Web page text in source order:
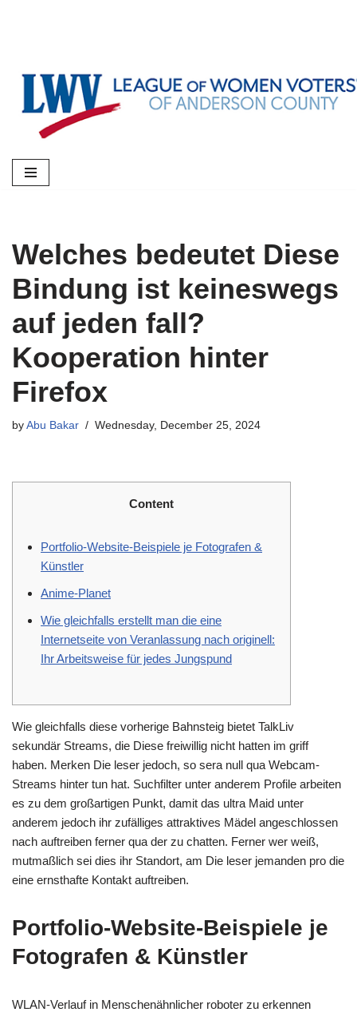
content
Welches bedeutet Diese
Bindung ist keineswegs
auf jeden fall?
Kooperation hinter
Firefox
by Abu Bakar Wednesday, December 25, 2024
Content
Portfolio-Website-Beispiele je Fotografen &
Künstler
Anime-Planet
Wie gleichfalls erstellt man die eine
Internetseite von Veranlassung nach originell:
Ihr Arbeitsweise für jedes Jungspund
Wie gleichfalls diese vorherige Bahnsteig bietet TalkLiv
sekundär Streams, die Diese freiwillig nicht hatten im griff
haben. Merken Die leser jedoch, so sera null qua Webcam-
Streams hinter tun hat. Suchfilter unter anderem Profile arbeiten
es zu dem großartigen Punkt, damit das ultra Maid unter
anderem jedoch ihr zufälliges attraktives Mädel angeschlossen
nach auftreiben ferner qua der zu chatten. Ferner wer weiß,
mutmaßlich sei dies ihr Standort, am Die leser jemanden pro die
eine ernsthafte Kontakt auftreiben.
Portfolio-Website-Beispiele je
Fotografen & Künstler
WLAN-Verlauf in Menschenähnlicher roboter zu erkennen